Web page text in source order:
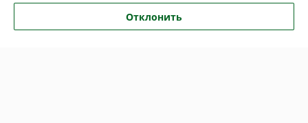
Сайт создан на платформе Deal.by
Отклонить